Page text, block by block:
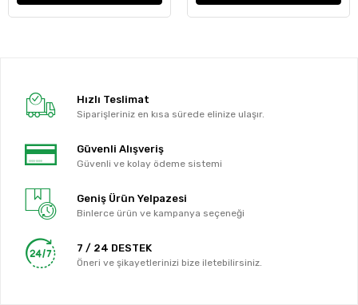
Hızlı Teslimat
Siparişleriniz en kısa sürede elinize ulaşır.
Güvenli Alışveriş
Güvenli ve kolay ödeme sistemi
Geniş Ürün Yelpazesi
Binlerce ürün ve kampanya seçeneği
7 / 24 DESTEK
Öneri ve şikayetlerinizi bize iletebilirsiniz.